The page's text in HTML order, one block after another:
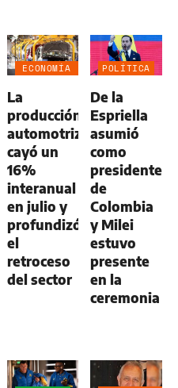
ECONOMÍA
La
producción
automotriz
cayó un
16%
interanual
en julio y
profundizó
el
retroceso
del sector
POLÍTICA
De la
Espriella
asumió
como
presidente
de
Colombia
y Milei
estuvo
presente
en la
ceremonia